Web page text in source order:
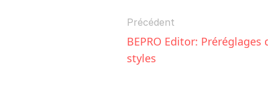
Précédent
BEPRO Editor: Préréglages
styles